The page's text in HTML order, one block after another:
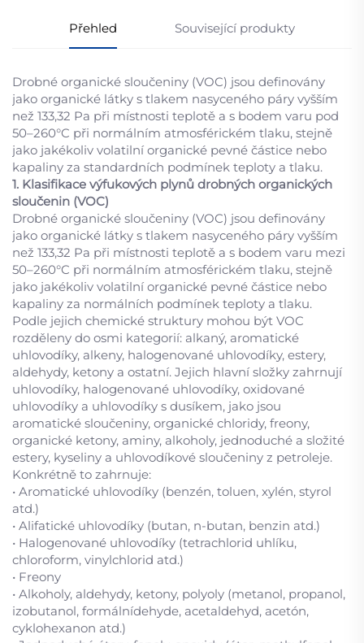
Přehled Související produkty
Drobné organické sloučeniny (VOC) jsou definovány
jako organické látky s tlakem nasyceného páry vyšším
než 133,32 Pa při místnosti teplotě a s bodem varu pod
50–260°C při normálním atmosférickém tlaku, stejně
jako jakékoliv volatilní organické pevné částice nebo
kapaliny za standardních podmínek teploty a tlaku.
1. Klasifikace výfukových plynů drobných organických
sloučenin (VOC)
Drobné organické sloučeniny (VOC) jsou definovány
jako organické látky s tlakem nasyceného páry vyšším
než 133,32 Pa při místnosti teplotě a s bodem varu mezi
50–260°C při normálním atmosférickém tlaku, stejně
jako jakékoliv volatilní organické pevné částice nebo
kapaliny za normálních podmínek teploty a tlaku.
Podle jejich chemické struktury mohou být VOC
rozděleny do osmi kategorií: alkaný, aromatické
uhlovodíky, alkeny, halogenované uhlovodíky, estery,
aldehydy, ketony a ostatní. Jejich hlavní složky zahrnují
uhlovodíky, halogenované uhlovodíky, oxidované
uhlovodíky a uhlovodíky s dusíkem, jako jsou
aromatické sloučeniny, organické chloridy, freony,
organické ketony, aminy, alkoholy, jednoduché a složité
estery, kyseliny a uhlovodíkové sloučeniny z petroleje.
Konkrétně to zahrnuje:
• Aromatické uhlovodíky (benzén, toluen, xylén, styrol
atd.)
• Alifatické uhlovodíky (butan, n-butan, benzin atd.)
• Halogenované uhlovodíky (tetrachlorid uhlíku,
chloroform, vinylchlorid atd.)
• Freony
• Alkoholy, aldehydy, ketony, polyoly (metanol, propanol,
izobutanol, formálnídehyde, acetaldehyd, acetón,
cyklohexanon atd.)